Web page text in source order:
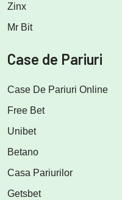
Zinx
Mr Bit
Case de Pariuri
Case De Pariuri Online
Free Bet
Unibet
Betano
Casa Pariurilor
Getsbet